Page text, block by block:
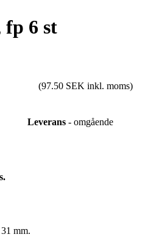
fp 6 st
(97.50 SEK inkl. moms)
Leverans - omgående
mm.